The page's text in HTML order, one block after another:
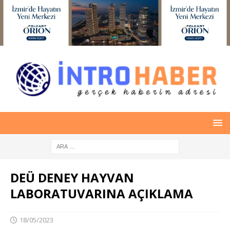
DEÜ DENEY HAYVAN
LABORATUVARINA AÇIKLAMA
18/05/2023